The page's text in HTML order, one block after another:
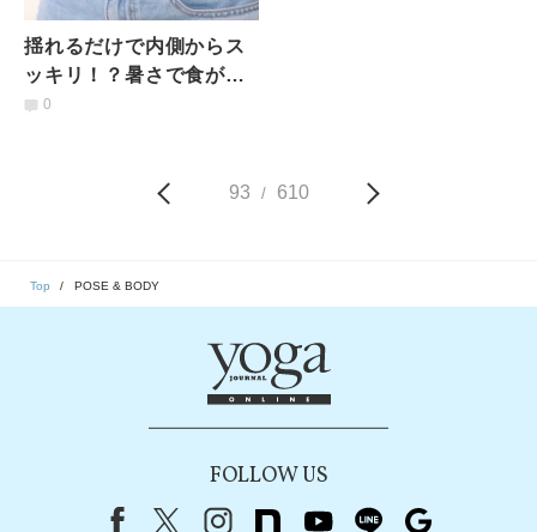
揺れるだけで内側からス
ッキリ！？暑さで食が細
くなっている人に→ほぐ
0
93 / 610
Top POSE & BODY
FOLLOW US
FacebookX（旧Twitter）
instagram
note youtubeline